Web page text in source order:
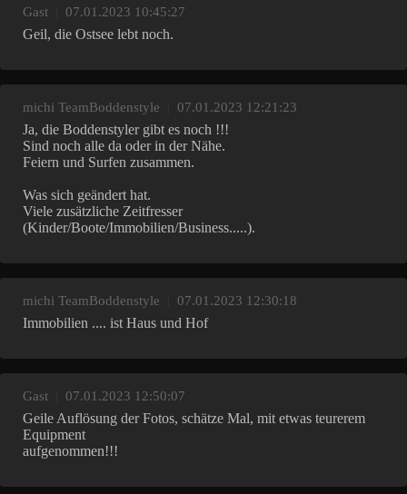
Gast 07.01.2023 10:45:27
Geil, die Ostsee lebt noch.
michi TeamBoddenstyle 07.01.2023 12:21:23
Ja, die Boddenstyler gibt es noch !!!
Sind noch alle da oder in der Nähe.
Feiern und Surfen zusammen.
Was sich geändert hat.
Viele zusätzliche Zeitfresser
(Kinder/Boote/Immobilien/Business.....).
michi TeamBoddenstyle 07.01.2023 12:30:18
Immobilien .... ist Haus und Hof
Gast 07.01.2023 12:50:07
Geile Auflösung der Fotos, schätze Mal, mit etwas teurerem
Equipment
aufgenommen!!!